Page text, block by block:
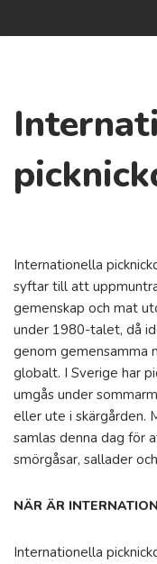
Internationella
syftar till att
gemenskap och mat
under 1980-talet, då
genom gemensamma
globalt. I Sverige har
umgås under
eller ute i skärgården.
samlas denna dag för
smörgåsar, sallader
NÄR ÄR
Internationella